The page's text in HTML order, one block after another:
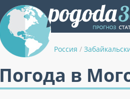
Россия /
Погода в